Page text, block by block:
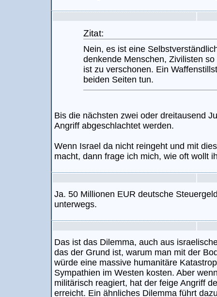
Zitat:
Nein, es ist eine
denkende Menschen, Zivilisten
ist zu verschonen. Ein
beiden Seiten tun.
Bis die nächsten zwei oder dreitausend
Angriff abgeschlachtet werden.
Wenn Israel da nicht reingeht und mit
macht, dann frage ich mich, wie oft wollt
Ja. 50 Millionen EUR deutsche
unterwegs.
Das ist das Dilemma, auch aus
das der Grund ist, warum man mit der
würde eine massive humanitäre
Sympathien im Westen kosten. Aber
militärisch reagiert, hat der feige Angriff
erreicht. Ein ähnliches Dilemma führt